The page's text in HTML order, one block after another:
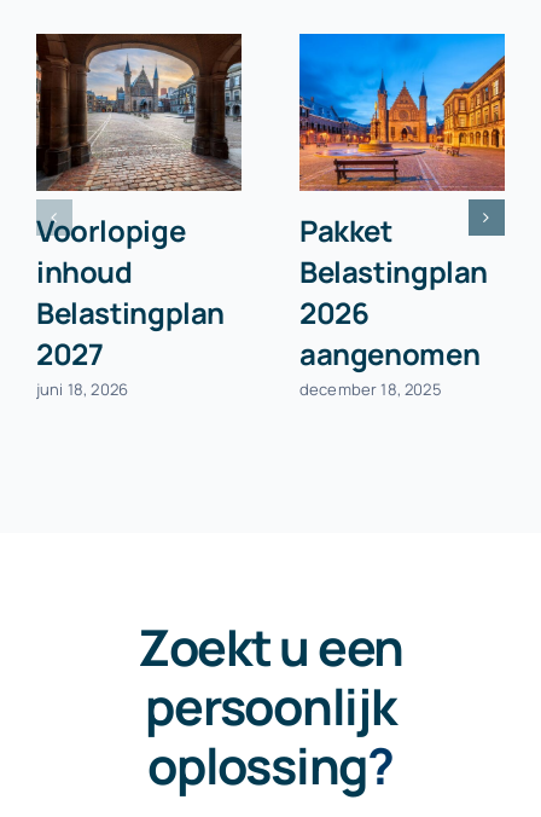
Voorlopige
inhoud
Belastingplan
2027
juni 18, 2026
Pakket
Belastingplan
2026
aangenomen
december 18, 2025
Zoekt u een
persoonlijk
oplossing?